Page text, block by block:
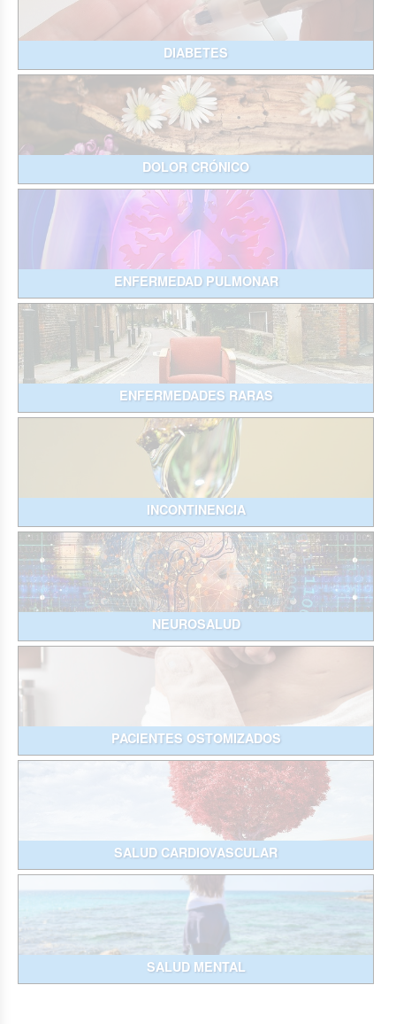
DIABETES
DOLOR CRÓNICO
ENFERMEDAD PULMONAR
ENFERMEDADES RARAS
INCONTINENCIA
NEUROSALUD
PACIENTES OSTOMIZADOS
SALUD CARDIOVASCULAR
SALUD MENTAL